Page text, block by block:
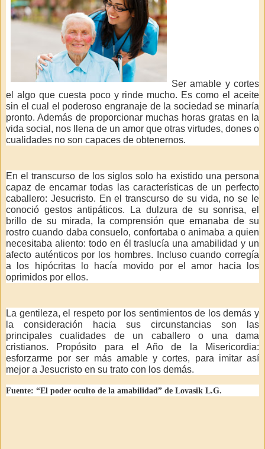
Ser amable y cortes
el algo que cuesta poco y rinde mucho. Es como el aceite
sin el cual el poderoso engranaje de la sociedad se minaría
pronto. Además de proporcionar muchas horas gratas en la
vida social, nos llena de un amor que otras virtudes, dones o
cualidades no son capaces de obtenernos.
En el transcurso de los siglos solo ha existido una persona
capaz de encarnar todas las características de un perfecto
caballero: Jesucristo. En el transcurso de su vida, no se le
conoció gestos antipáticos. La dulzura de su sonrisa, el
brillo de su mirada, la comprensión que emanaba de su
rostro cuando daba consuelo, confortaba o animaba a quien
necesitaba aliento: todo en él traslucía una amabilidad y un
afecto auténticos por los hombres. Incluso cuando corregía
a los hipócritas lo hacía movido por el amor hacia los
oprimidos por ellos.
La gentileza, el respeto por los sentimientos de los demás y
la consideración hacia sus circunstancias son las
principales cualidades de un caballero o una dama
cristianos. Propósito para el Año de la Misericordia:
esforzarme por ser más amable y cortes, para imitar así
mejor a Jesucristo en su trato con los demás.
Fuente: “El poder oculto de la amabilidad” de Lovasik L.G.